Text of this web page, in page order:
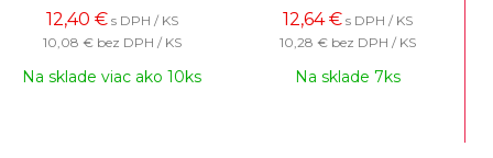
12,40 € s DPH / KS
10,08 € bez DPH / KS
Na sklade viac ako 10ks
12,64 € s DPH / KS
10,28 € bez DPH / KS
Na sklade 7ks